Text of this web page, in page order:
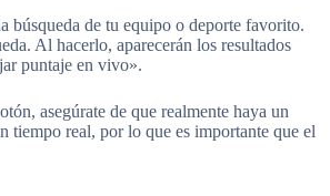
búsqueda de tu equipo o deporte favorito.
Al hacerlo, aparecerán los resultados
puntaje en vivo».
asegúrate de que realmente haya un
tiempo real, por lo que es importante que el